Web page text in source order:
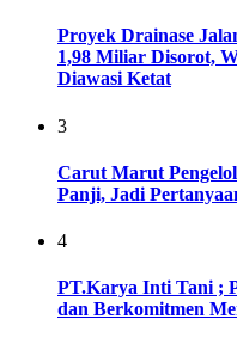
Proyek Drainase
1,98 Miliar Disorot,
Diawasi Ketat
3
Carut Marut
Panji, Jadi
4
PT.Karya Inti Tani ;
dan Berkomitmen